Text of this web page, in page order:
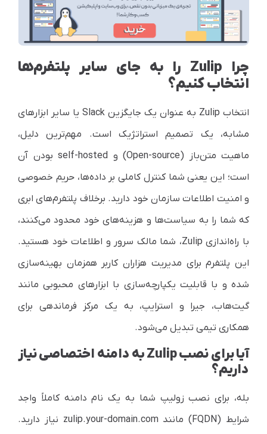
چرا Zulip را به جای سایر پلتفرم‌ها
انتخاب کنیم؟
انتخاب Zulip به عنوان یک جایگزین Slack یا سایر ابزارهای
مشابه، یک تصمیم استراتژیک است. مهم‌ترین دلیل،
ماهیت متن‌باز (Open-source) و self-hosted بودن آن
است؛ این یعنی شما کنترل کاملی بر داده‌ها، حریم خصوصی
و امنیت اطلاعات سازمان خود دارید. برخلاف پلتفرم‌های ابری
که شما را به سیاست‌ها و هزینه‌های خود محدود می‌کنند،
با راه‌اندازی Zulip، شما مالک سرور و اطلاعات خود هستید.
این پلتفرم برای مدیریت هزاران کاربر همزمان بهینه‌سازی
شده و با قابلیت یکپارچه‌سازی با ابزارهای محبوبی مانند
گیت‌هاب، جیرا و استرایپ، به یک مرکز فرماندهی برای
همکاری تیمیتبدیل می‌شود.
آیا برای نصب Zulip به دامنه اختصاصی نیاز
داریم؟
بله، برای نصب زولیپ شما به یک نام دامنه کاملاً واجد
شرایط (FQDN) مانند zulip.your-domain.com نیاز دارید.